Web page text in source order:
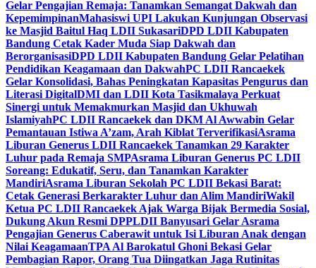
Gelar Pengajian Remaja: Tanamkan Semangat Dakwah dan
KepemimpinanMahasiswi UPI Lakukan Kunjungan Observasi
ke Masjid Baitul Haq LDII SukasariDPD LDII Kabupaten
Bandung Cetak Kader Muda Siap Dakwah dan
BerorganisasiDPD LDII Kabupaten Bandung Gelar Pelatihan
Pendidikan Keagamaan dan DakwahPC LDII Rancaekek
Gelar Konsolidasi, Bahas Peningkatan Kapasitas Pengurus dan
Literasi DigitalDMI dan LDII Kota Tasikmalaya Perkuat
Sinergi untuk Memakmurkan Masjid dan Ukhuwah
IslamiyahPC LDII Rancaekek dan DKM Al Awwabin Gelar
Pemantauan Istiwa A’zam, Arah Kiblat TerverifikasiAsrama
Liburan Generus LDII Rancaekek Tanamkan 29 Karakter
Luhur pada Remaja SMPAsrama Liburan Generus PC LDII
Soreang: Edukatif, Seru, dan Tanamkan Karakter
MandiriAsrama Liburan Sekolah PC LDII Bekasi Barat:
Cetak Generasi Berkarakter Luhur dan Alim MandiriWakil
Ketua PC LDII Rancaekek Ajak Warga Bijak Bermedia Sosial,
Dukung Akun Resmi DPPLDII Banyusari Gelar Asrama
Pengajian Generus Caberawit untuk Isi Liburan Anak dengan
Nilai KeagamaanTPA Al Barokatul Ghoni Bekasi Gelar
Pembagian Rapor, Orang Tua Diingatkan Jaga Rutinitas